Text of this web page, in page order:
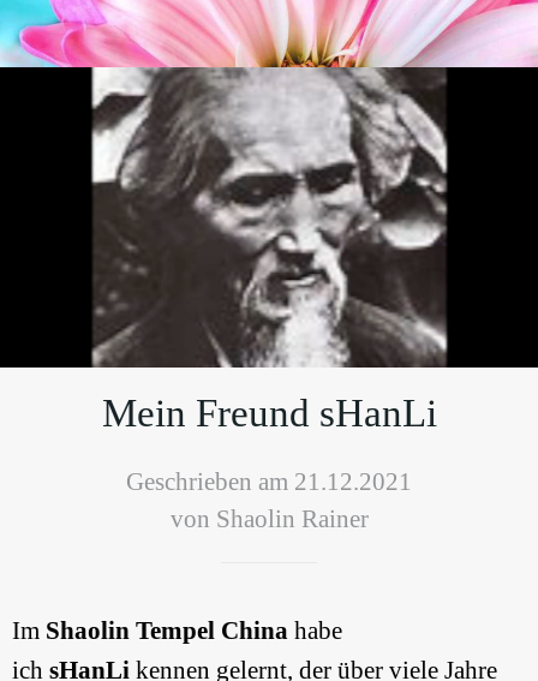
Mein Freund sHanLi
Geschrieben am 21.12.2021
von Shaolin Rainer
Im Shaolin Tempel China habe
ich sHanLi kennen gelernt, der über viele Jahre